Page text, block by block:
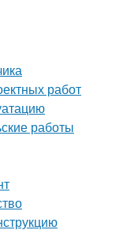
работ
работы